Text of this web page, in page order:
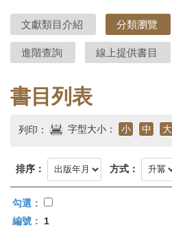
臺
灣
史
研
究
首
頁
文獻類目介紹 分類瀏覽
進階查詢 線上提供書目
書目列表
列印： 字型大小： 小 中 大
排序： 方式：
勾選：
編號：
1